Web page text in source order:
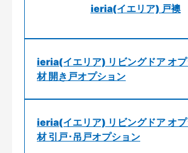
ieria(イエリア) 戸襖
ieria(イエリア) リビングドア オ
材 開き戸オプション
ieria(イエリア) リビングドア オ
材 引戸･吊戸オプション